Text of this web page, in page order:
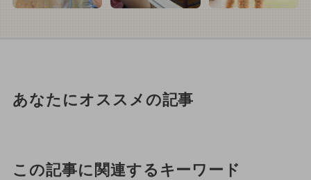
あなたにオススメの記事
この記事に関連するキーワード